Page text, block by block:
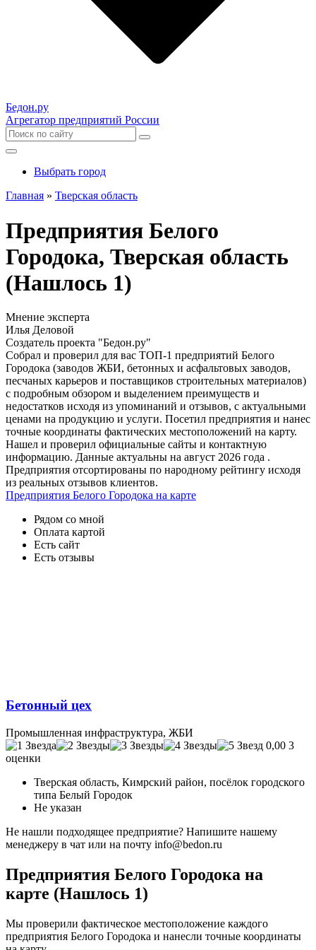
Бедон.ру
Агрегатор предприятий России
Выбрать город
Главная » Тверская область
Предприятия Белого
Городока, Тверская область
(Нашлось 1)
Мнение эксперта
Илья Деловой
Создатель проекта "Бедон.ру"
Собрал и проверил для вас ТОП-1 предприятий Белого
Городока (заводов ЖБИ, бетонных и асфальтовых заводов,
песчаных карьеров и поставщиков строительных материалов)
с подробным обзором и выделением преимуществ и
недостатков исходя из упоминаний и отзывов, с актуальными
ценами на продукцию и услуги. Посетил предприятия и нанес
точные координаты фактических местоположений на карту.
Нашел и проверил официальные сайты и контактную
информацию. Данные актуальны на август 2026 года .
Предприятия отсортированы по народному рейтингу исходя
из реальных отзывов клиентов.
Предприятия Белого Городока на карте
Рядом со мной
Оплата картой
Есть сайт
Есть отзывы
Бетонный цех
Промышленная инфраструктура, ЖБИ
0,00 3
оценки
Тверская область, Кимрский район, посёлок городского
типа Белый Городок
Не указан
Не нашли подходящее предприятие? Напишите нашему
менеджеру в чат или на почту info@bedon.ru
Предприятия Белого Городока на
карте (Нашлось 1)
Мы проверили фактическое местоположение каждого
предприятия Белого Городока и нанесли точные координаты